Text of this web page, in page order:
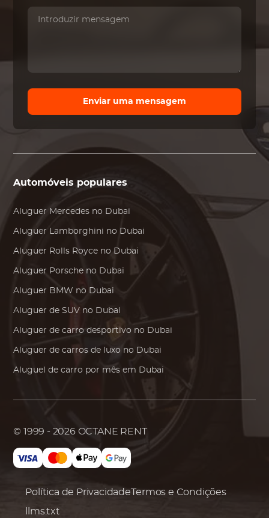
Enviar uma mensagem
Automóveis populares
Aluguer Mercedes no Dubai
Aluguer Lamborghini no Dubai
Aluguer Rolls Royce no Dubai
Aluguer Porsche no Dubai
Aluguer BMW no Dubai
Aluguer de SUV no Dubai
Aluguer de carro desportivo no Dubai
Aluguer de carros de luxo no Dubai
Aluguel de carro por mês em Dubai
© 1999 - 2026 OCTANE RENT
Política de PrivacidadeTermos e Condições
llms.txt